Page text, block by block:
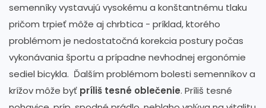
semenníky vystavujú vysokému a konštantnému tlaku
pričom trpieť môže aj chrbtica - príklad, ktorého
problémom je nedostatočná korekcia postury počas
vykonávania športu a prípadne nevhodnej ergonómie
sediel bicykla. Ďalším problémom bolesti semenníkov a
krížov môže byť príliš tesné oblečenie. Príliš tesné